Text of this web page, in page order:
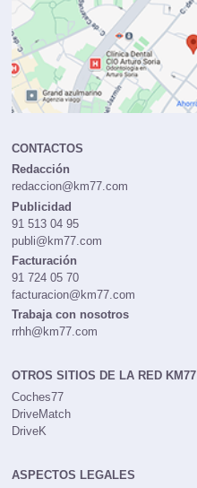
CONTACTOS
Redacción
redaccion@km77.com
Publicidad
91 513 04 95
publi@km77.com
Facturación
91 724 05 70
facturacion@km77.com
Trabaja con nosotros
rrhh@km77.com
OTROS SITIOS DE LA RED KM77
Coches77
DriveMatch
DriveK
ASPECTOS LEGALES